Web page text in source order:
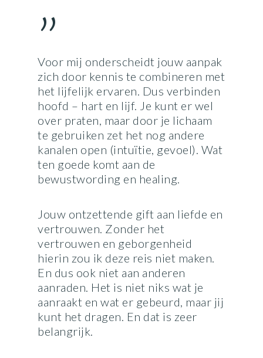
”
Voor mij onderscheidt jouw aanpak
zich door kennis te combineren met
het lijfelijk ervaren. Dus verbinden
hoofd – hart en lijf. Je kunt er wel
over praten, maar door je lichaam
te gebruiken zet het nog andere
kanalen open (intuïtie, gevoel). Wat
ten goede komt aan de
bewustwording en healing.
Jouw ontzettende gift aan liefde en
vertrouwen. Zonder het
vertrouwen en geborgenheid
hierin zou ik deze reis niet maken.
En dus ook niet aan anderen
aanraden. Het is niet niks wat je
aanraakt en wat er gebeurd, maar jij
kunt het dragen. En dat is zeer
belangrijk.